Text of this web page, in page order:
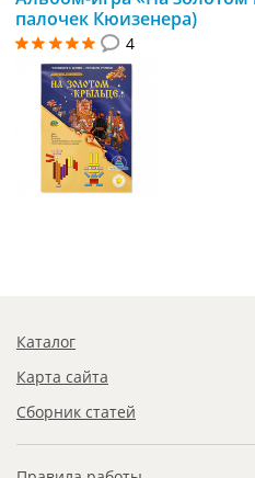
палочек Кюизенера)
4
Каталог
Карта сайта
Сборник статей